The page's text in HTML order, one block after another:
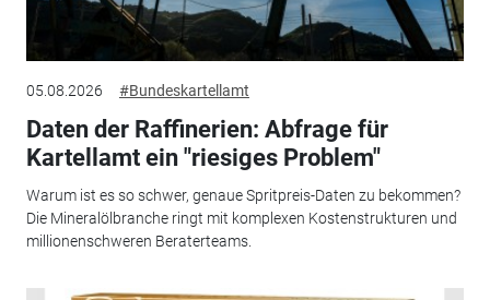
05.08.2026 #Bundeskartellamt
Daten der Raffinerien: Abfrage für
Kartellamt ein "riesiges Problem"
Warum ist es so schwer, genaue Spritpreis-Daten zu bekommen?
Die Mineralölbranche ringt mit komplexen Kostenstrukturen und
millionenschweren Beraterteams.